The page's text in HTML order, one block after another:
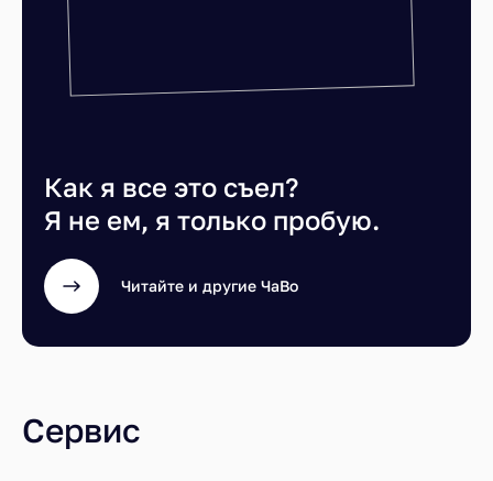
Как я все это съел?
Я не ем, я только пробую.
Читайте и другие ЧаВо
Сервис